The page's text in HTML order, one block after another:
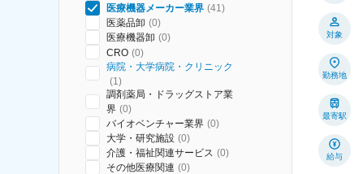
医療機器メーカー業界 (41)
医薬品卸 (0)
医療機器卸 (0)
CRO (0)
病院・大学病院・クリニック
(1)
調剤薬局・ドラッグストア業
界 (0)
バイオベンチャー業界 (0)
大学・研究施設 (0)
介護・福祉関連サービス (0)
その他医療関連 (0)
対象
勤務地
最寄駅
給与